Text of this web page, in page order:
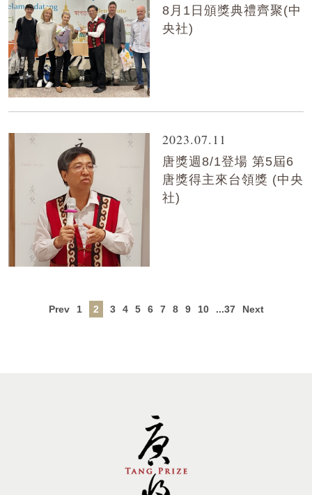
8月1日頒獎典禮齊聚(中
央社)
2023.07.11
唐獎週8/1登場 第5屆6
唐獎得主來台領獎 (中央
社)
Prev 1 2 3 4 5 6 7 8 9 10 ...37 Next